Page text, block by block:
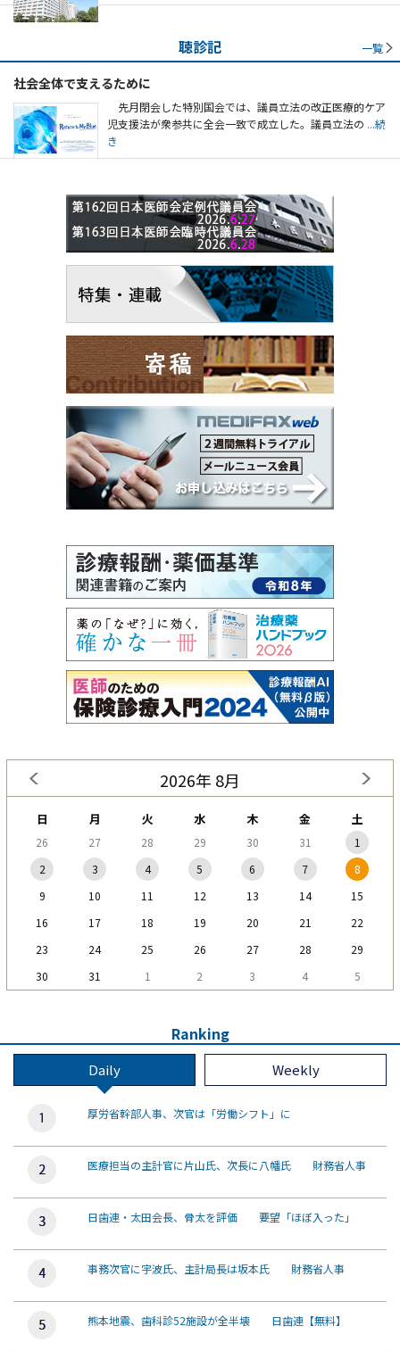
聴診記 一覧
社会全体で支えるために
先月閉会した特別国会では、議員立法の改正医療的ケア
児支援法が衆参共に全会一致で成立した。議員立法の ...続
き
2026年 8月
日 月 火 水 木 金 土
26 27 28 29 30 31
1
2
3 4 5 6 7
8
9
10 11 12 13 14
15
16
17 18 19 20 21
22
23
24 25 26 27 28
29
30
31 1 2 3 4 5
Ranking
Daily Weekly
厚労省幹部人事、次官は「労働シフト」に
医療担当の主計官に片山氏、次長に八幡氏 財務省人事
日歯連・太田会長、骨太を評価 要望「ほぼ入った」
事務次官に宇波氏、主計局長は坂本氏 財務省人事
熊本地震、歯科診52施設が全半壊 日歯連【無料】